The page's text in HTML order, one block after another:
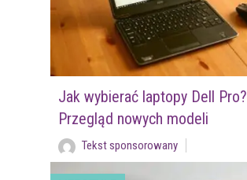
Jak wybierać laptopy Dell Pro?
Przegląd nowych modeli
Tekst sponsorowany